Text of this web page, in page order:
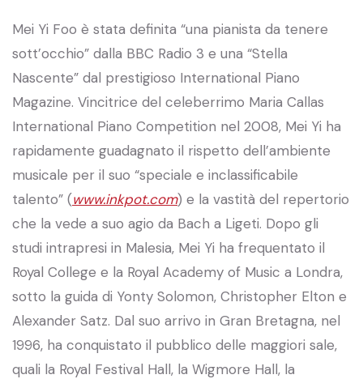
Mei Yi Foo è stata definita “una pianista da tenere
sott’occhio” dalla BBC Radio 3 e una “Stella
Nascente” dal prestigioso International Piano
Magazine. Vincitrice del celeberrimo Maria Callas
International Piano Competition nel 2008, Mei Yi ha
rapidamente guadagnato il rispetto dell’ambiente
musicale per il suo “speciale e inclassificabile
talento” (www.inkpot.com) e la vastità del repertorio
che la vede a suo agio da Bach a Ligeti. Dopo gli
studi intrapresi in Malesia, Mei Yi ha frequentato il
Royal College e la Royal Academy of Music a Londra,
sotto la guida di Yonty Solomon, Christopher Elton e
Alexander Satz. Dal suo arrivo in Gran Bretagna, nel
1996, ha conquistato il pubblico delle maggiori sale,
quali la Royal Festival Hall, la Wigmore Hall, la